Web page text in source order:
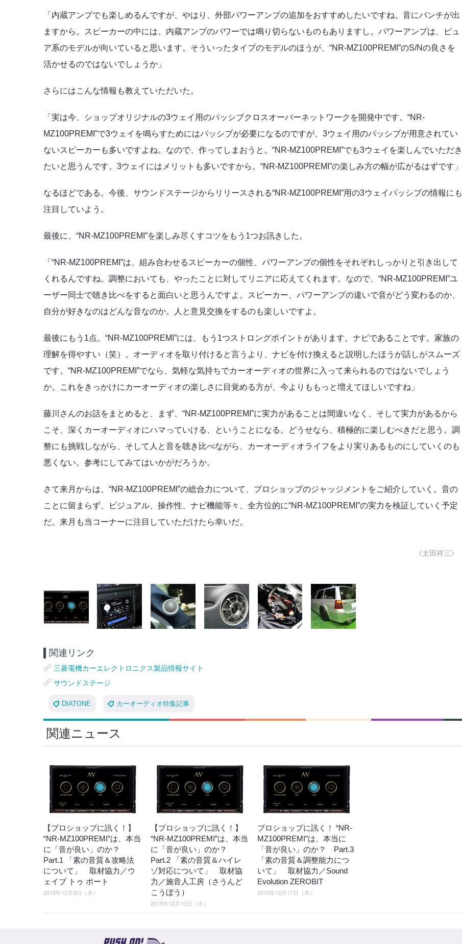
「内蔵アンプでも楽しめるんですが、やはり、外部パワーアンプの追加をおすすめしたいですね。音にパンチが出
ますから。スピーカーの中には、内蔵アンプのパワーでは鳴り切らないものもありますし。パワーアンプは、ピュ
ア系のモデルが向いていると思います。そういったタイプのモデルのほうが、“NR-MZ100PREMI”のS/Nの良さを
活かせるのではないでしょうか」
さらにはこんな情報も教えていただいた。
「実は今、ショップオリジナルの3ウェイ用のパッシブクロスオーバーネットワークを開発中です。“NR-
MZ100PREMI”で3ウェイを鳴らすためにはパッシブが必要になるのですが、3ウェイ用のパッシブが用意されてい
ないスピーカーも多いですよね。なので、作ってしまおうと。“NR-MZ100PREMI”でも3ウェイを楽しんでいただき
たいと思うんです。3ウェイにはメリットも多いですから。“NR-MZ100PREMI”の楽しみ方の幅が広がるはずです」
なるほどである。今後、サウンドステージからリリースされる“NR-MZ100PREMI”用の3ウェイパッシブの情報にも
注目していよう。
最後に、“NR-MZ100PREMI”を楽しみ尽くすコツをもう1つお訊きした。
「“NR-MZ100PREMI”は、組み合わせるスピーカーの個性、パワーアンプの個性をそれぞれしっかりと引き出して
くれるんですね。調整においても、やったことに対してリニアに応えてくれます。なので、“NR-MZ100PREMI”ユ
ーザー同士で聴き比べをすると面白いと思うんですよ。スピーカー、パワーアンプの違いで音がどう変わるのか、
自分が好きなのはどんな音なのか。人と意見交換をするのも楽しいですよ。
最後にもう1点。“NR-MZ100PREMI”には、もう1つストロングポイントがあります。ナビであることです。家族の
理解を得やすい（笑）。オーディオを取り付けると言うより、ナビを付け換えると説明したほうが話しがスムーズ
です。“NR-MZ100PREMI”でなら、気軽な気持ちでカーオーディオの世界に入って来られるのではないでしょう
か。これをきっかけにカーオーディオの楽しさに目覚める方が、今よりももっと増えてほしいですね」
藤川さんのお話をまとめると、まず、“NR-MZ100PREMI”に実力があることは間違いなく、そして実力があるから
こそ、深くカーオーディオにハマっていける、ということになる。どうせなら、積極的に楽しむべきだと思う。調
整にも挑戦しながら、そして人と音を聴き比べながら、カーオーディオライフをより実りあるものにしていくのも
悪くない。参考にしてみてはいかがだろうか。
さて来月からは、“NR-MZ100PREMI”の総合力について、プロショップのジャッジメントをご紹介していく。音の
ことに留まらず、ビジュアル、操作性、ナビ機能等々、全方位的に“NR-MZ100PREMI”の実力を検証していく予定
だ。来月も当コーナーに注目していただけたら幸いだ。
《太田祥三》
関連リンク
三菱電機カーエレクトロニクス製品情報サイト
サウンドステージ
DIATONE カーオーディオ特集記事
関連ニュース
【プロショップに訊く！】
“NR-MZ100PREMI”は、本当
に「音が良い」のか？
Part.1 「素の音質＆攻略法
について」 取材協力／ウ
ェイブ トゥ ポート
2015年12月3日（木）
【プロショップに訊く！】
“NR-MZ100PREMI”は、本当
に「音が良い」のか？
Part.2 「素の音質＆ハイレ
ゾ対応について」 取材協
力／施音人工房（さうんど
こうぼう）
2015年12月10日（木）
プロショップに訊く！ “NR-
MZ100PREMI”は、本当に
「音が良い」のか？ Part.3
「素の音質＆調整能力につ
いて」 取材協力／Sound
Evolution ZEROBIT
2015年12月17日（木）